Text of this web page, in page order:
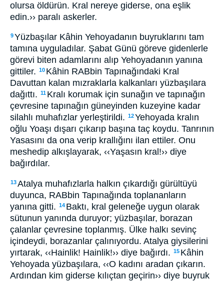
olursa öldürün. Kral nereye giderse, ona eşlik
edin.›› paralı askerler.
9Yüzbaşılar Kâhin Yehoyadanın buyruklarını tam
tamına uyguladılar. Şabat Günü göreve gidenlerle
görevi biten adamlarını alıp Yehoyadanın yanına
gittiler. 10 Kâhin RABbin Tapınağındaki Kral
Davuttan kalan mızraklarla kalkanları yüzbaşılara
dağıttı. 11 Kralı korumak için sunağın ve tapınağın
çevresine tapınağın güneyinden kuzeyine kadar
silahlı muhafızlar yerleştirildi. 12Yehoyada kralın
oğlu Yoaşı dışarı çıkarıp başına taç koydu. Tanrının
Yasasını da ona verip krallığını ilan ettiler. Onu
meshedip alkışlayarak, ‹‹Yaşasın kral!›› diye
bağırdılar.
13Atalya muhafızlarla halkın çıkardığı gürültüyü
duyunca, RABbin Tapınağında toplananların
yanına gitti. 14 Baktı, kral geleneğe uygun olarak
sütunun yanında duruyor; yüzbaşılar, borazan
çalanlar çevresine toplanmış. Ülke halkı sevinç
içindeydi, borazanlar çalınıyordu. Atalya giysilerini
yırtarak, ‹‹Hainlik! Hainlik!›› diye bağırdı. 15 Kâhin
Yehoyada yüzbaşılara, ‹‹O kadını aradan çıkarın.
Ardından kim giderse kılıçtan geçirin›› diye buyruk